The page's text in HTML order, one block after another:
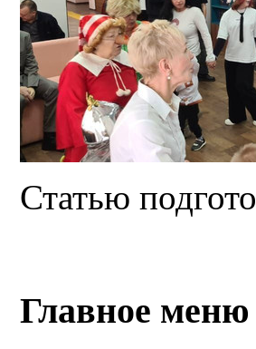
Статью
Главное меню